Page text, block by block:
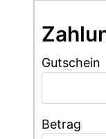
Gutschein
Betrag